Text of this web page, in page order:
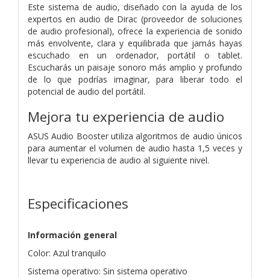
Este sistema de audio, diseñado con la ayuda de los
expertos en audio de Dirac (proveedor de soluciones
de audio profesional), ofrece la experiencia de sonido
más envolvente, clara y equilibrada que jamás hayas
escuchado en un ordenador, portátil o tablet.
Escucharás un paisaje sonoro más amplio y profundo
de lo que podrías imaginar, para liberar todo el
potencial de audio del portátil.
Mejora tu experiencia de audio
ASUS Audio Booster utiliza algoritmos de audio únicos
para aumentar el volumen de audio hasta 1,5 veces y
llevar tu experiencia de audio al siguiente nivel.
Especificaciones
Información general
Color: Azul tranquilo
Sistema operativo: Sin sistema operativo